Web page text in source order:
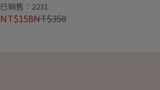
已銷售：2231
NT$158NT$350